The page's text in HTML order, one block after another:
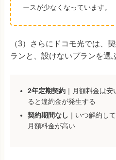
ースが少なくなっています。
（3）さらにドコモ光では、
ランと、設けないプランを選
2年定期契約 ｜月額料金は
ると違約金が発生する
契約期間なし ｜いつ解約し
月額料金が高い